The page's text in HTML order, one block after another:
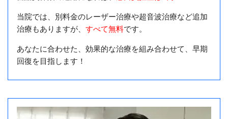
当院では、別料金のレーザー治療や超音波治療など追加
治療もありますが、 すべて無料です。
あなたに合わせた、効果的な治療を組み合わせて、早期
回復を目指します！